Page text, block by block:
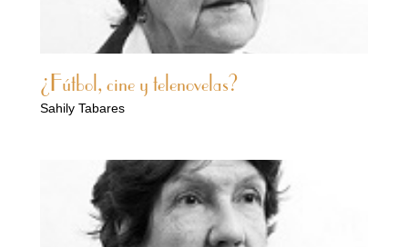
¿Fútbol, cine y telenovelas?
Sahily Tabares